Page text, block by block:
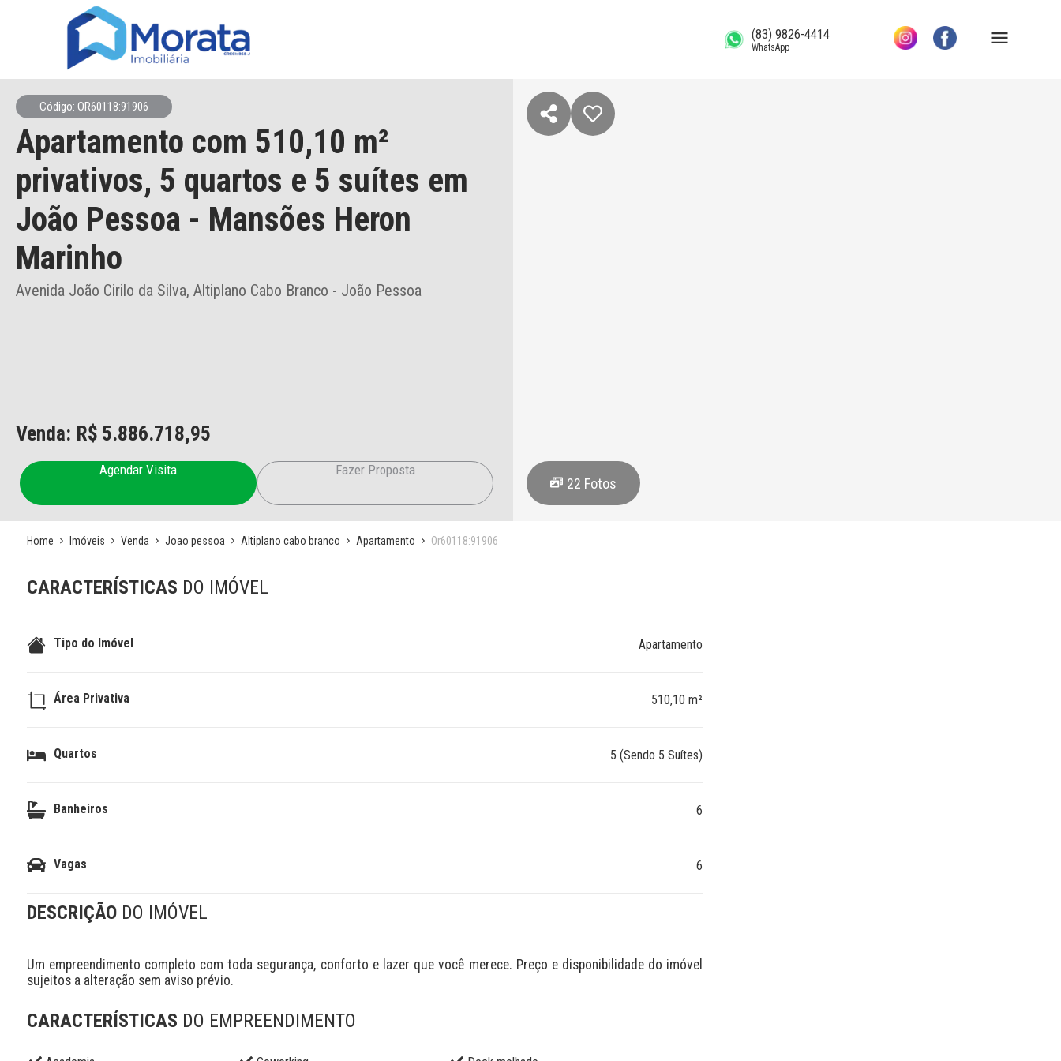
(83) 9826-4414
WhatsApp
Código: OR60118:91906
Apartamento com 510,10 m²
privativos, 5 quartos e 5 suítes em
João Pessoa - Mansões Heron
Marinho
Avenida João Cirilo da Silva, Altiplano Cabo Branco - João Pessoa
Venda: R$ 5.886.718,95
Agendar Visita Fazer Proposta
22 Fotos
Home Imóveis Venda Joao pessoa Altiplano cabo branco Apartamento Or60118:91906
CARACTERÍSTICAS DO IMÓVEL
Tipo do Imóvel Apartamento
Área Privativa 510,10 m²
Quartos 5 (Sendo 5 Suítes)
Banheiros 6
Vagas 6
DESCRIÇÃO DO IMÓVEL
Um empreendimento completo com toda segurança, conforto e lazer que você merece. Preço e disponibilidade do imóvel
sujeitos a alteração sem aviso prévio.
CARACTERÍSTICAS DO EMPREENDIMENTO